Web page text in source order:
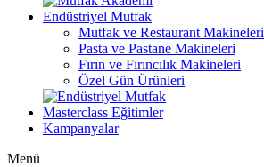
Endüstriyel Mutfak
Mutfak ve Restaurant Makineleri
Pasta ve Pastane Makineleri
Fırın ve Fırıncılık Makineleri
Özel Gün Ürünleri
Masterclass Eğitimler
Kampanyalar
Menü